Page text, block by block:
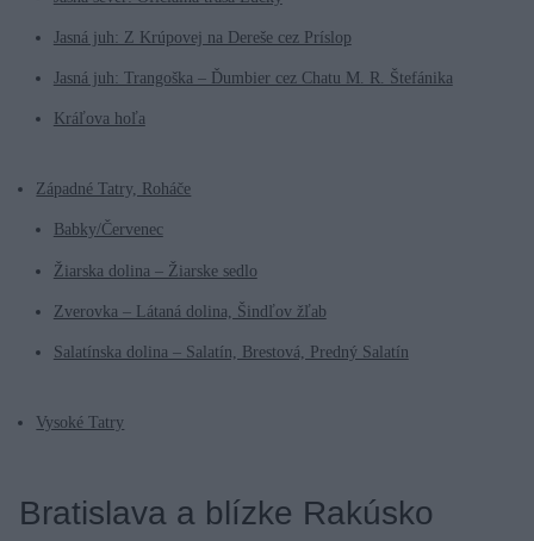
Jasná juh: Z Krúpovej na Dereše cez Príslop
Jasná juh: Trangoška – Ďumbier cez Chatu M. R. Štefánika
Kráľova hoľa
Západné Tatry, Roháče
Babky/Červenec
Žiarska dolina – Žiarske sedlo
Zverovka – Látaná dolina, Šindľov žľab
Salatínska dolina – Salatín, Brestová, Predný Salatín
Vysoké Tatry
Bratislava a blízke Rakúsko